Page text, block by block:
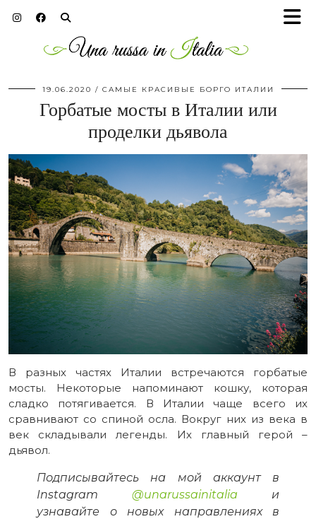
19.06.2020 САМЫЕ КРАСИВЫЕ БОРГО ИТАЛИИ
Горбатые мосты в Италии или
проделки дьявола
В разных частях Италии встречаются горбатые
мосты. Некоторые напоминают кошку, которая
сладко потягивается. В Италии чаще всего их
сравнивают со спиной осла. Вокруг них из века в
век складывали легенды. Их главный герой –
дьявол.
Подписывайтесь на мой аккаунт в
Instagram @unarussainitalia и
узнавайте о новых направлениях в